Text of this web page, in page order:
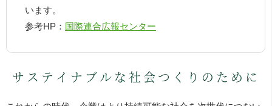
います。
参考HP： 国際連合広報センター
サステイナブルな社会つくりのために